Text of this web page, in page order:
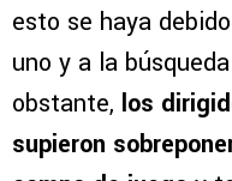
esto se haya
uno y a la
obstante, los
supieron